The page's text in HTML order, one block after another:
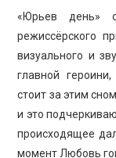
«Юрьев день»
режиссёрского
визуального и
главной
стоит за этим
и это
происходящее
момент Любовь